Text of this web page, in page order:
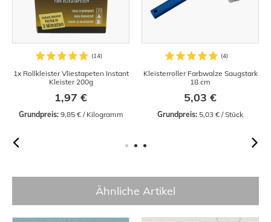
1x Rollkleister Vliestapeten Instant
Kleister 200g
1,97 €
Grundpreis: 9,85 € / Kilogramm
Kleisterroller Farbwalze Saugstark
18 cm
5,03 €
Grundpreis: 5,03 € / Stück
Ähnliche Artikel